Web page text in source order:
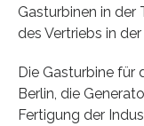
Gasturbinen in der
des Vertriebs in
Die Gasturbine für
Berlin, die
Fertigung der